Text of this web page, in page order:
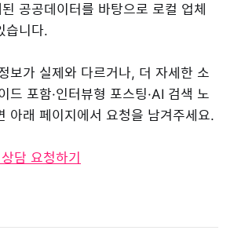
공공데이터를 바탕으로 로컬 업체
습니다.
보가 실제와 다르거나, 더 자세한 소
드 포함·인터뷰형 포스팅·AI 검색 노
아래 페이지에서 요청을 남겨주세요.
담 요청하기